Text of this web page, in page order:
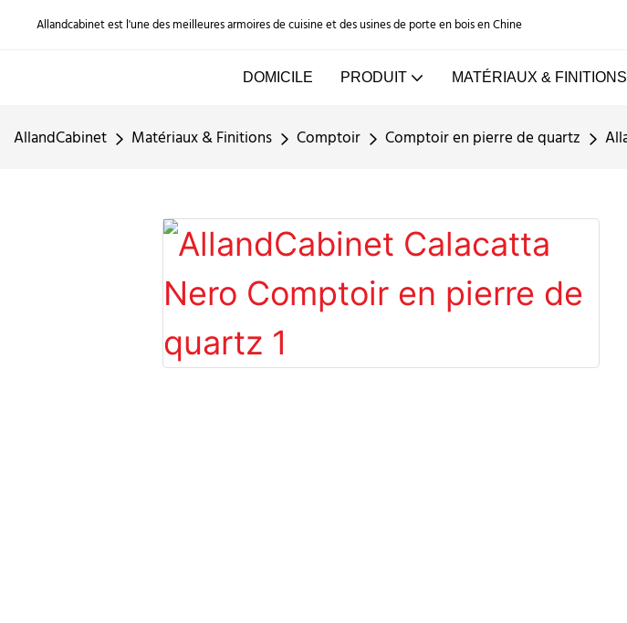
Allandcabinet est l'une des meilleures armoires de cuisine et des usines de porte en bois en Chine
DOMICILE PRODUIT MATÉRIAUX & FINITIONS
AllandCabinet Matériaux & Finitions Comptoir Comptoir en pierre de quartz